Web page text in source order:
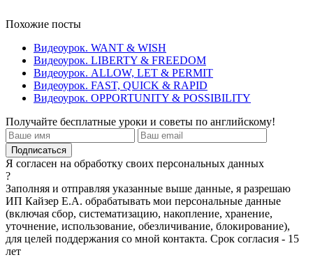
Похожие посты
Видеоурок. WANT & WISH
Видеоурок. LIBERTY & FREEDOM
Видеоурок. ALLOW, LET & PERMIT
Видеоурок. FAST, QUICK & RAPID
Видеоурок. OPPORTUNITY & POSSIBILITY
Получайте бесплатные уроки и советы по английскому!
Я согласен на обработку своих персональных данных
?
Заполняя и отправляя указанные выше данные, я разрешаю
ИП Кайзер Е.А. обрабатывать мои персональные данные
(включая сбор, систематизацию, накопление, хранение,
уточнение, использование, обезличивание, блокирование),
для целей поддержания со мной контакта. Срок согласия - 15
лет